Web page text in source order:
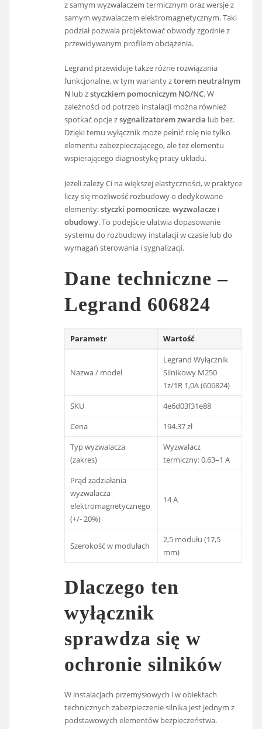
z samym wyzwalaczem termicznym oraz wersje z
samym wyzwalaczem elektromagnetycznym. Taki
podział pozwala projektować obwody zgodnie z
przewidywanym profilem obciążenia.
Legrand przewiduje także różne rozwiązania
funkcjonalne, w tym warianty ztorem neutralnym
N lub zstyczkiem pomocniczym NO/NC. W
zależności od potrzeb instalacji można również
spotkać opcje zsygnalizatorem zwarcia lub bez.
Dzięki temu wyłącznik może pełnić rolę nie tylko
elementu zabezpieczającego, ale też elementu
wspierającego diagnostykę pracy układu.
Jeżeli zależy Ci na większej elastyczności, w praktyce
liczy się możliwość rozbudowy o dedykowane
elementy:styczki pomocnicze,wyzwalacze i
obudowy. To podejście ułatwia dopasowanie
systemu do rozbudowy instalacji w czasie lub do
wymagań sterowania i sygnalizacji.
Dane techniczne –
Legrand 606824
Parametr Wartość
Nazwa / model
Legrand Wyłącznik
Silnikowy M250
1z/1R 1,0A (606824)
SKU
4e6d03f31e88
Cena
194.37 zł
Typ wyzwalacza
(zakres)
Wyzwalacz
termiczny: 0,63–1 A
Prąd zadziałania
wyzwalacza
elektromagnetycznego
(+/- 20%)
14 A
Szerokość w modułach
2,5 modułu (17,5
mm)
Dlaczego ten
wyłącznik
sprawdza się w
ochronie silników
W instalacjach przemysłowych i w obiektach
technicznych zabezpieczenie silnika jest jednym z
podstawowych elementów bezpieczeństwa.